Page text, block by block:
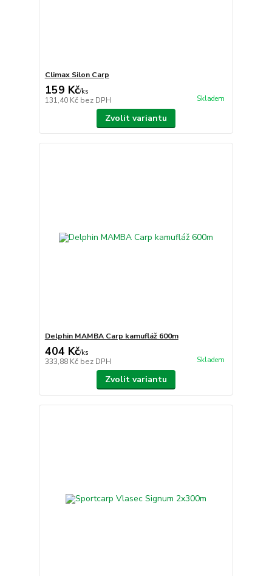
Climax Silon Carp
159 Kč/ks
131,40 Kč bez DPH Skladem
Zvolit variantu
Delphin MAMBA Carp kamufláž 600m
404 Kč/ks
333,88 Kč bez DPH Skladem
Zvolit variantu